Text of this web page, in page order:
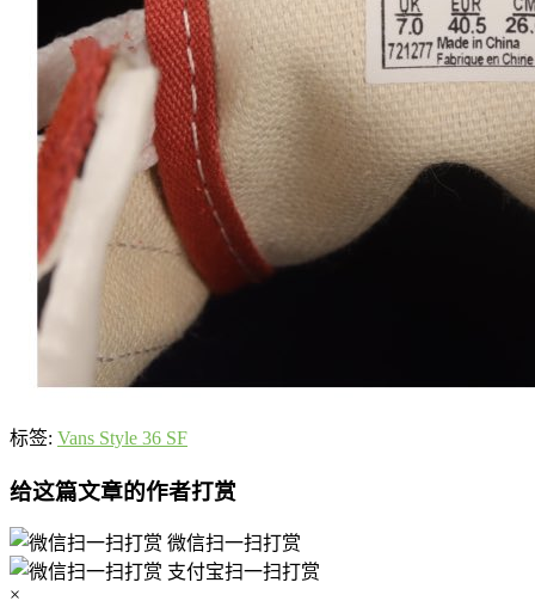
标签: Vans Style 36 SF
给这篇文章的作者打赏
微信扫一扫打赏
支付宝扫一扫打赏
×